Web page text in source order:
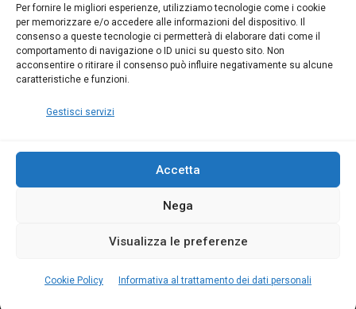
Per fornire le migliori esperienze, utilizziamo tecnologie come i cookie
per memorizzare e/o accedere alle informazioni del dispositivo. Il
consenso a queste tecnologie ci permetterà di elaborare dati come il
comportamento di navigazione o ID unici su questo sito. Non
acconsentire o ritirare il consenso può influire negativamente su alcune
caratteristiche e funzioni.
Gestisci servizi
Accetta
Nega
Visualizza le preferenze
Cookie Policy Informativa al trattamento dei dati personali
Blumaticasu
Coordinatore della
Sicurezza: cosa è
richiesto per abilitazione
e aggiornamento
Copyright Blumatica
MENU